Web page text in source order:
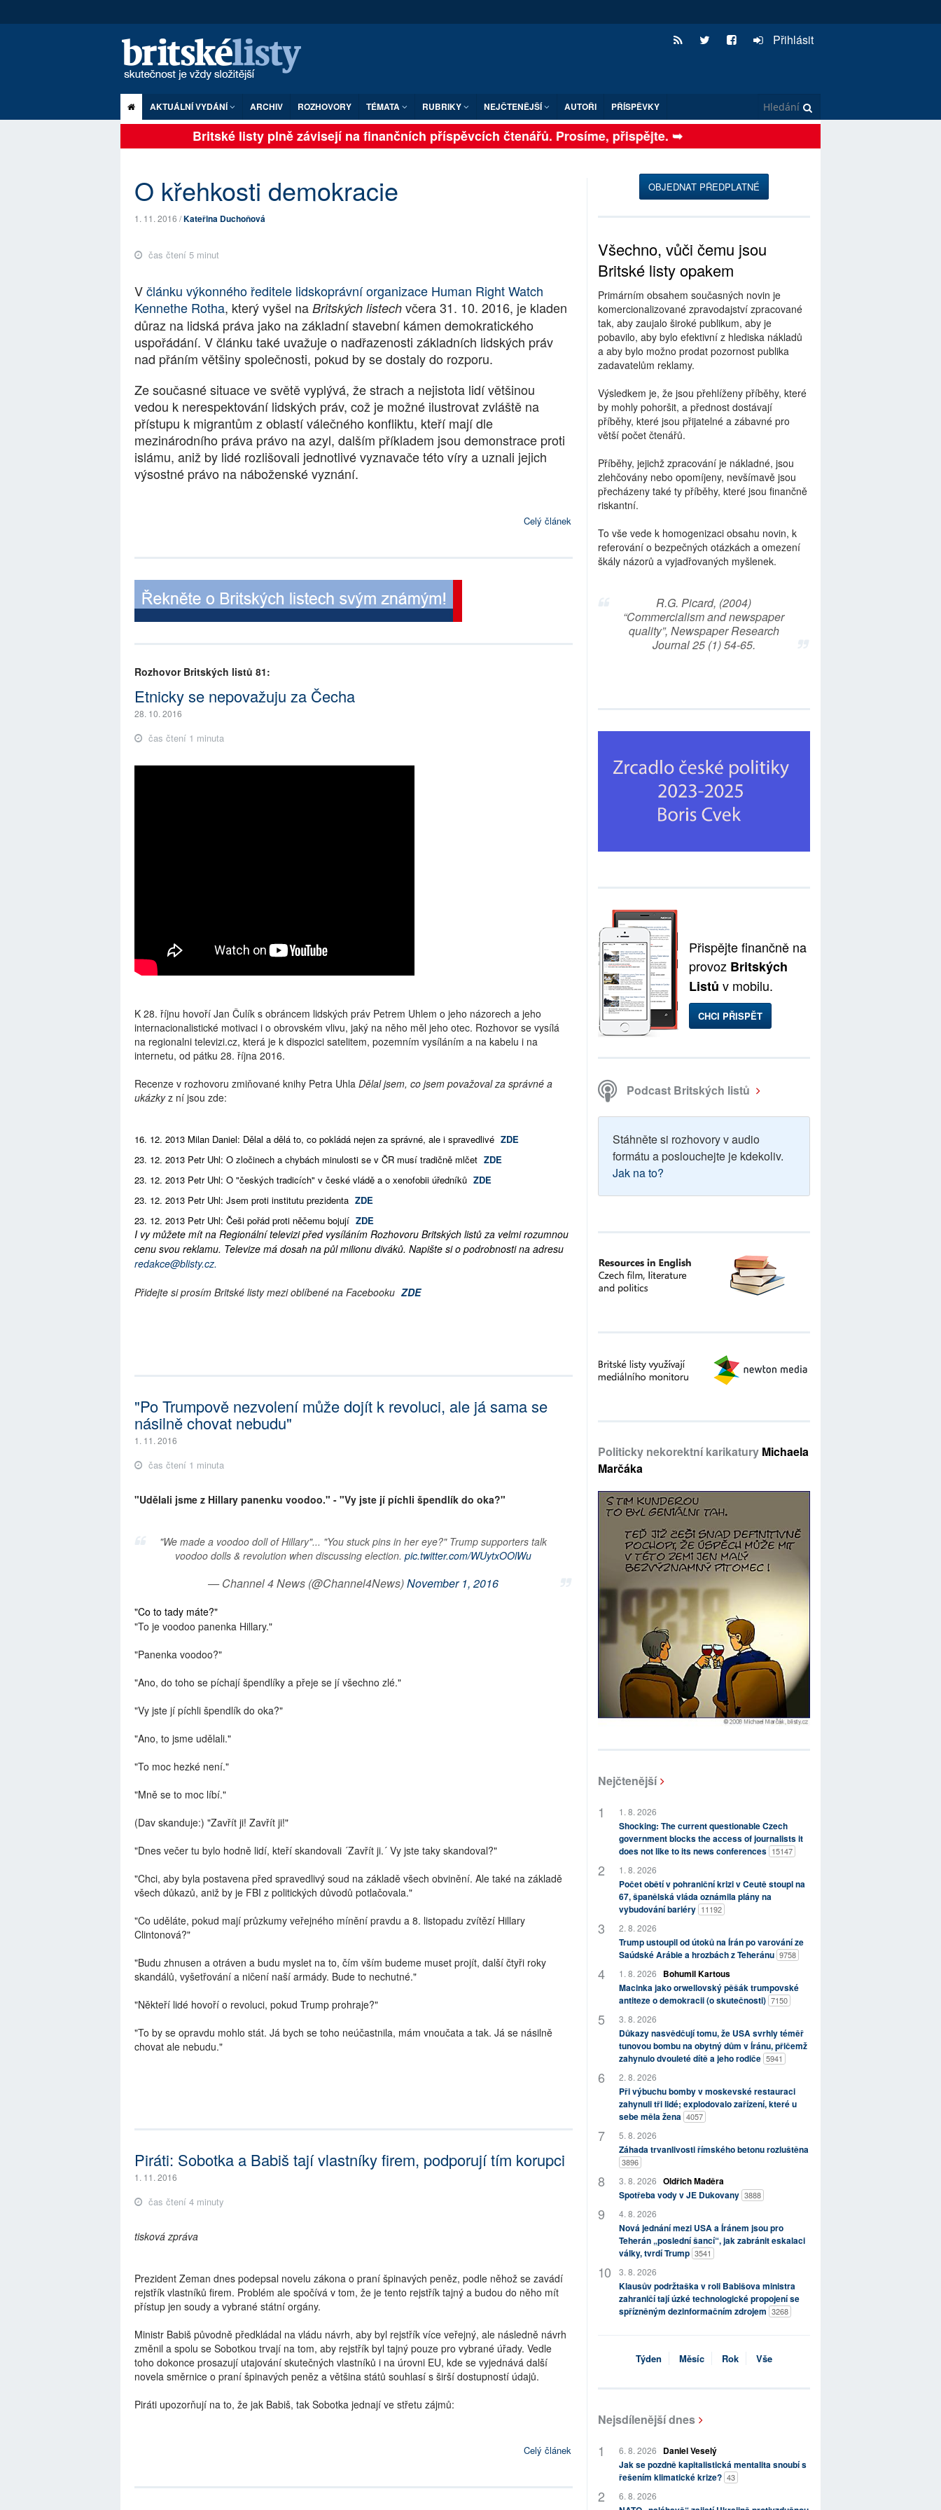
Přihlásit
AKTUÁLNÍ VYDÁNÍ ARCHIV ROZHOVORY TÉMATA RUBRIKY NEJČTENĚJŠÍ AUTOŘI PŘÍSPĚVKY
Britské listy plně závisejí na finančních příspěvcích čtenářů. Prosíme, přispějte. ➥
O křehkosti demokracie
1. 11. 2016 /Kateřina Duchoňová
čas čtení 5 minut
Včlánku výkonného ředitele lidskoprávní organizace Human Right Watch
Kennethe Rotha, který vyšel na Britských listech včera 31. 10. 2016, je kladen
důraz na lidská práva jako na základní stavební kámen demokratického
uspořádání. V článku také uvažuje o nadřazenosti základních lidských práv
nad přáním většiny společnosti, pokud by se dostaly do rozporu.
Ze současné situace ve světě vyplývá, že strach a nejistota lidí většinou
vedou k nerespektování lidských práv, což je možné ilustrovat zvláště na
přístupu k migrantům z oblastí válečného konfliktu, kteří mají dle
mezinárodního práva právo na azyl, dalším příkladem jsou demonstrace proti
islámu, aniž by lidé rozlišovali jednotlivé vyznavače této víry a uznali jejich
výsostné právo na náboženské vyznání.
Celý článek
Rozhovor Britských listů 81:
Etnicky se nepovažuju za Čecha
28. 10. 2016
čas čtení 1 minuta
K 28. říjnu hovoří Jan Čulík s obráncem lidských práv Petrem Uhlem o jeho názorech a jeho
internacionalistické motivaci i o obrovském vlivu, jaký na něho měl jeho otec. Rozhovor se vysílá
na regionalni televizi.cz, která je k dispozici satelitem, pozemním vysíláním a na kabelu i na
internetu, od pátku 28. října 2016.
Recenze v rozhovoru zmiňované knihy Petra Uhla Dělal jsem, co jsem považoval za správné a
ukázkyz ní jsou zde:
16. 12. 2013 Milan Daniel: Dělal a dělá to, co pokládá nejen za správné, ale i spravedlivé ZDE
23. 12. 2013 Petr Uhl: O zločinech a chybách minulosti se v ČR musí tradičně mlčet ZDE
23. 12. 2013 Petr Uhl: O "českých tradicích" v české vládě a o xenofobii úředníků ZDE
23. 12. 2013 Petr Uhl: Jsem proti institutu prezidenta ZDE
23. 12. 2013 Petr Uhl: Češi pořád proti něčemu bojují ZDE
I vy můžete mít na Regionální televizi před vysíláním Rozhovoru Britských listů za velmi rozumnou
cenu svou reklamu. Televize má dosah na půl milionu diváků. Napište si o podrobnosti na adresu
redakce@blisty.cz.
Přidejte si prosím Britské listy mezi oblíbené na Facebooku ZDE
"Po Trumpově nezvolení může dojít k revoluci, ale já sama se
násilně chovat nebudu"
1. 11. 2016
čas čtení 1 minuta
"Udělali jsme z Hillary panenku voodoo." - "Vy jste jí píchli špendlík do oka?"
"We made a voodoo doll of Hillary"... "You stuck pins in her eye?" Trump supporters talk
voodoo dolls & revolution when discussing election.pic.twitter.com/WUytxOOlWu
— Channel 4 News (@Channel4News)November 1, 2016
"Co to tady máte?"
"To je voodoo panenka Hillary."
"Panenka voodoo?"
"Ano, do toho se píchají špendlíky a přeje se jí všechno zlé."
"Vy jste jí píchli špendlík do oka?"
"Ano, to jsme udělali."
"To moc hezké není."
"Mně se to moc líbí."
(Dav skanduje:) "Zavřít ji! Zavřít ji!"
"Dnes večer tu bylo hodně lidí, kteří skandovali ´Zavřít ji.´ Vy jste taky skandoval?"
"Chci, aby byla postavena před spravedlivý soud na základě všech obvinění. Ale také na základě
všech důkazů, aniž by je FBI z politických důvodů potlačovala."
"Co uděláte, pokud mají průzkumy veřejného mínění pravdu a 8. listopadu zvítězí Hillary
Clintonová?"
"Budu zhnusen a otráven a budu myslet na to, čím vším budeme muset projít, další čtyři roky
skandálů, vyšetřování a ničení naší armády. Bude to nechutné."
"Někteří lidé hovoří o revoluci, pokud Trump prohraje?"
"To by se opravdu mohlo stát. Já bych se toho neúčastnila, mám vnoučata a tak. Já se násilně
chovat ale nebudu."
Piráti: Sobotka a Babiš tají vlastníky firem, podporují tím korupci
1. 11. 2016
čas čtení 4 minuty
tisková zpráva
Prezident Zeman dnes podepsal novelu zákona o praní špinavých peněz, podle něhož se zavádí
rejstřík vlastníků firem. Problém ale spočívá v tom, že je tento rejstřík tajný a budou do něho mít
přístup jen soudy a vybrané státní orgány.
Ministr Babiš původně předkládal na vládu návrh, aby byl rejstřík více veřejný, ale následně návrh
změnil a spolu se Sobotkou trvají na tom, aby rejstřík byl tajný pouze pro vybrané úřady. Vedle
toho dokonce prosazují utajování skutečných vlastníků i na úrovni EU, kde se vyjednává další
novela směrnice o praní špinavých peněz a většina států souhlasí s širší dostupností údajů.
Piráti upozorňují na to, že jak Babiš, tak Sobotka jednají ve střetu zájmů:
Celý článek
OBJEDNAT PŘEDPLATNÉ
Všechno, vůči čemu jsou
Britské listy opakem
Primárním obsahem současných novin je
komercionalizované zpravodajství zpracované
tak, aby zaujalo široké publikum, aby je
pobavilo, aby bylo efektivní z hlediska nákladů
a aby bylo možno prodat pozornost publika
zadavatelům reklamy.
Výsledkem je, že jsou přehlíženy příběhy, které
by mohly pohoršit, a přednost dostávají
příběhy, které jsou přijatelné a zábavné pro
větší počet čtenářů.
Příběhy, jejichž zpracování je nákladné, jsou
zlehčovány nebo opomíjeny, nevšímavě jsou
přecházeny také ty příběhy, které jsou finančně
riskantní.
To vše vede k homogenizaci obsahu novin, k
referování o bezpečných otázkách a omezení
škály názorů a vyjadřovaných myšlenek.
R.G. Picard, (2004)
“Commercialism and newspaper
quality”, Newspaper Research
Journal 25 (1) 54-65.
Přispějte finančně na
provoz Britských
Listů v mobilu.
CHCI PŘISPĚT
Podcast Britských listů
Stáhněte si rozhovory v audio
formátu a poslouchejte je kdekoliv.
Jak na to?
Politicky nekorektní karikatury Michaela
Marčáka
Nejčtenější
1. 8. 2026
Shocking: The current questionable Czech
government blocks the access of journalists it
does not like to its news conferences 15147
1. 8. 2026
Počet obětí v pohraniční krizi v Ceutě stoupl na
67, španělská vláda oznámila plány na
vybudování bariéry 11192
2. 8. 2026
Trump ustoupil od útoků na Írán po varování ze
Saúdské Arábie a hrozbách z Teheránu 9758
1. 8. 2026
Bohumil Kartous
Macinka jako orwellovský pěšák trumpovské
antiteze o demokracii (o skutečnosti) 7150
3. 8. 2026
Důkazy nasvědčují tomu, že USA svrhly téměř
tunovou bombu na obytný dům v Íránu, přičemž
zahynulo dvouleté dítě a jeho rodiče 5941
2. 8. 2026
Při výbuchu bomby v moskevské restauraci
zahynuli tři lidé; explodovalo zařízení, které u
sebe měla žena 4057
5. 8. 2026
Záhada trvanlivosti římského betonu rozluštěna
3896
3. 8. 2026 Oldřich Maděra
Spotřeba vody v JE Dukovany 3888
4. 8. 2026
Nová jednání mezi USA a Íránem jsou pro
Teherán „poslední šancí“, jak zabránit eskalaci
války, tvrdí Trump 3541
3. 8. 2026
Klausův podržtaška v roli Babišova ministra
zahraničí tají úzké technologické propojení se
spřízněným dezinformačním zdrojem 3268
Týden Měsíc Rok Vše
Nejsdílenější dnes
6. 8. 2026
Daniel Veselý
Jak se pozdně kapitalistická mentalita snoubí s
řešením klimatické krize? 43
6. 8. 2026